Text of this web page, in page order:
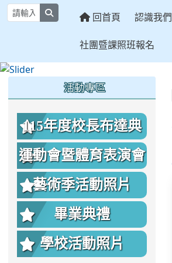
回首頁 認識我們
社團暨課照班報名
活動專區
115年度校長布達典
禮照片
運動會暨體育表演會
照片
藝術季活動照片
畢業典禮
學校活動照片